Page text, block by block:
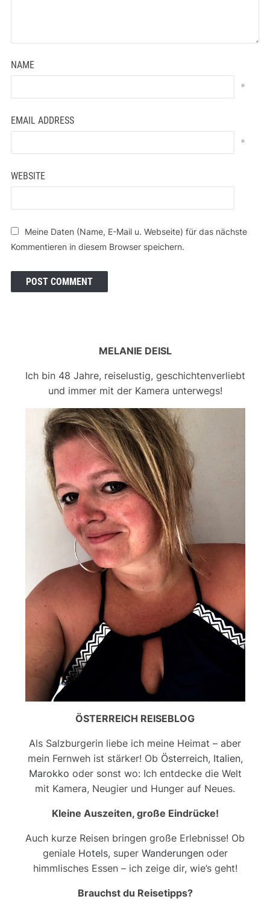
NAME
*
EMAIL ADDRESS
*
WEBSITE
Meine Daten (Name, E-Mail u. Webseite) für das nächste
Kommentieren in diesem Browser speichern.
MELANIE DEISL
Ich bin 48 Jahre, reiselustig, geschichtenverliebt
und immer mit der Kamera unterwegs!
ÖSTERREICH REISEBLOG
Als Salzburgerin liebe ich meine Heimat – aber
mein Fernweh ist stärker! Ob Österreich, Italien,
Marokko oder sonst wo: Ich entdecke die Welt
mit Kamera, Neugier und Hunger auf Neues.
Kleine Auszeiten, große Eindrücke!
Auch kurze Reisen bringen große Erlebnisse! Ob
geniale Hotels, super Wanderungenoder
himmlisches Essen – ich zeige dir, wie’s geht!
Brauchst du Reisetipps?